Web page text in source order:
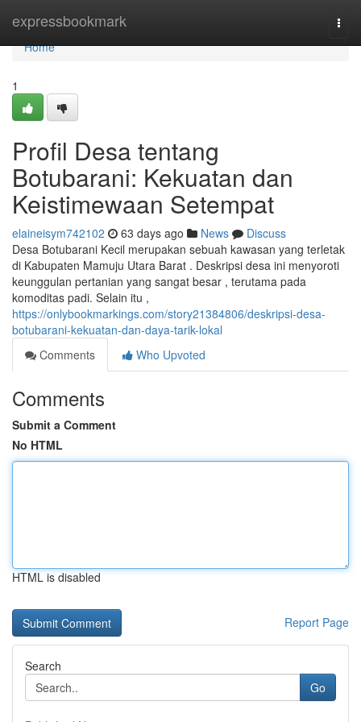
expressbookmark
Home
Home
1
Profil Desa tentang
Botubarani: Kekuatan dan
Keistimewaan Setempat
elaineisym742102 63 days ago News
Discuss
Desa Botubarani Kecil merupakan sebuah kawasan yang terletak
di Kabupaten Mamuju Utara Barat . Deskripsi desa ini menyoroti
keunggulan pertanian yang sangat besar , terutama pada
komoditas padi. Selain itu ,
https://onlybookmarkings.com/story21384806/deskripsi-desa-
botubarani-kekuatan-dan-daya-tarik-lokal
Comments
Who Upvoted
Comments
Submit a Comment
No HTML
HTML is disabled
Report Page
Search
Go